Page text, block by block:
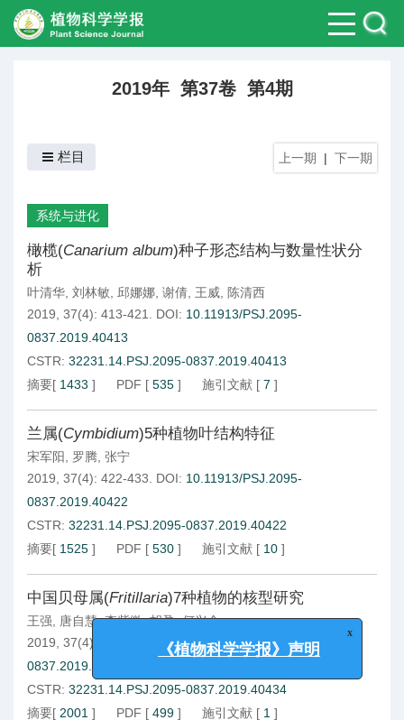
2019年 第37卷 第4期
上一期 | 下一期
栏目
系统与进化
橄榄(Canarium album)种子形态结构与数量性状分
析
叶清华 刘林敏 邱娜娜 谢倩 王威
陈清西
2019, 37(4): 413-421.
DOI: 10.11913/PSJ.2095-
0837.2019.40413
CSTR: 32231.14.PSJ.2095-0837.2019.40413
摘要[ 1433 ] PDF [ 535 ] 施引文献 [ 7 ]
兰属(Cymbidium)5种植物叶结构特征
宋军阳 罗腾 张宁
2019, 37(4): 422-433.
DOI: 10.11913/PSJ.2095-
0837.2019.40422
CSTR: 32231.14.PSJ.2095-0837.2019.40422
摘要[ 1525 ] PDF [ 530 ] 施引文献 [ 10 ]
中国贝母属(Fritillaria)7种植物的核型研究
王强 唐自慧,李紫微,胡盈,何兴金
2019, 37(4): 434-440.
DOI:10.11913/PSJ.2095-
0837.2019.40434
CSTR: 32231.14.PSJ.2095-0837.2019.40434
摘要[ 2001 ] PDF [ 499 ] 施引文献 [ 1 ]
《植物科学学报》声明